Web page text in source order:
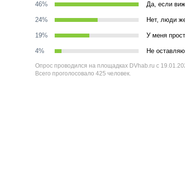
46% Да, если
24% Нет, люди
19% У меня
4% Не
Опрос проводился на площадках DVhab.ru с
Всего проголосовало 425 человек.